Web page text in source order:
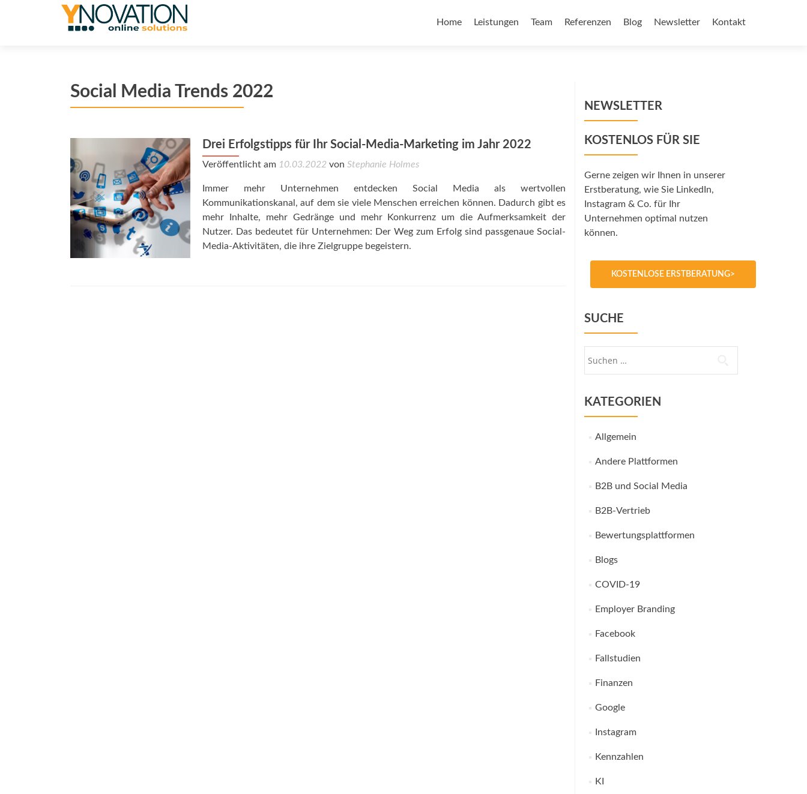
Home Leistungen Team Referenzen Blog Newsletter Kontakt
Social Media Trends 2022
Drei Erfolgstipps für Ihr Social-Media-Marketing im Jahr 2022
Veröffentlicht am 10.03.2022 von Stephanie Holmes
Immer mehr Unternehmen entdecken Social Media als wertvollen
Kommunikationskanal, auf dem sie viele Menschen erreichen können. Dadurch gibt es
mehr Inhalte, mehr Gedränge und mehr Konkurrenz um die Aufmerksamkeit der
Nutzer. Das bedeutet für Unternehmen: Der Weg zum Erfolg sind passgenaue Social-
Media-Aktivitäten, die ihre Zielgruppe begeistern.
NEWSLETTER
KOSTENLOS FÜR SIE
Gerne zeigen wir Ihnen in unserer
Erstberatung, wie Sie LinkedIn,
Instagram & Co. für Ihr
Unternehmen optimal nutzen
können.
KOSTENLOSE ERSTBERATUNG>
SUCHE
KATEGORIEN
Allgemein
Andere Plattformen
B2B und Social Media
B2B-Vertrieb
Bewertungsplattformen
Blogs
COVID-19
Employer Branding
Facebook
Fallstudien
Finanzen
Google
Instagram
Kennzahlen
KI